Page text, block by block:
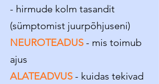
- hirmude kolm tasandit
(sümptomist juurpõhjuseni)
NEUROTEADUS - mis toimub
ajus
ALATEADVUS - kuidas tekivad